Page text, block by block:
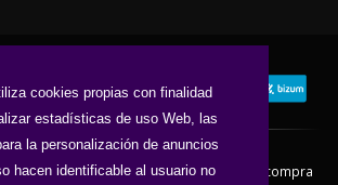
cookies propias con finalidad
estadísticas de uso Web, las
la personalización de anuncios
hacen identificable al usuario no
Aviso Legal Condiciones de compra